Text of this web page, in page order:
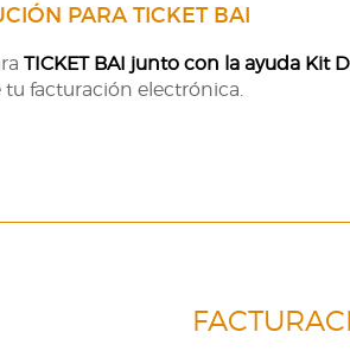
PARA TICKET BAI
TICKET BAI junto con la ayuda Kit
facturación electrónica.